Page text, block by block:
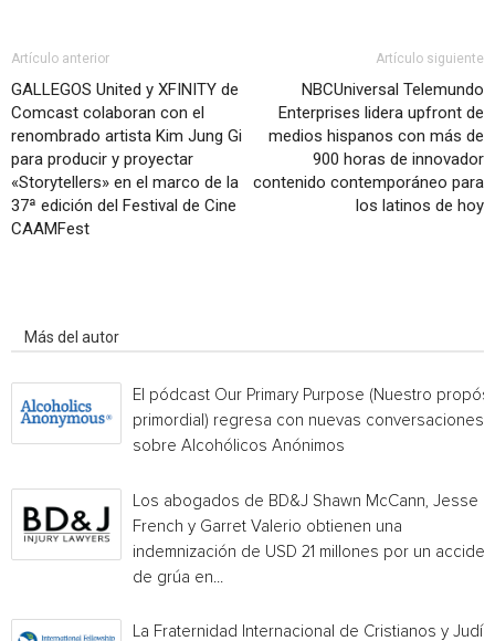
Artículo anterior
GALLEGOS United y XFINITY de
Comcast colaboran con el
renombrado artista Kim Jung Gi
para producir y proyectar
«Storytellers» en el marco de la
37ª edición del Festival de Cine
CAAMFest
Artículo siguiente
NBCUniversal Telemundo
Enterprises lidera upfront de
medios hispanos con más de
900 horas de innovador
contenido contemporáneo para
los latinos de hoy
Más del autor
El pódcast Our Primary Purpose (Nuestro
primordial) regresa con nuevas conversaciones
sobre Alcohólicos Anónimos
Los abogados de BD&J Shawn McCann, Jesse
French y Garret Valerio obtienen una
indemnización de USD 21 millones por un
de grúa en...
La Fraternidad Internacional de Cristianos y